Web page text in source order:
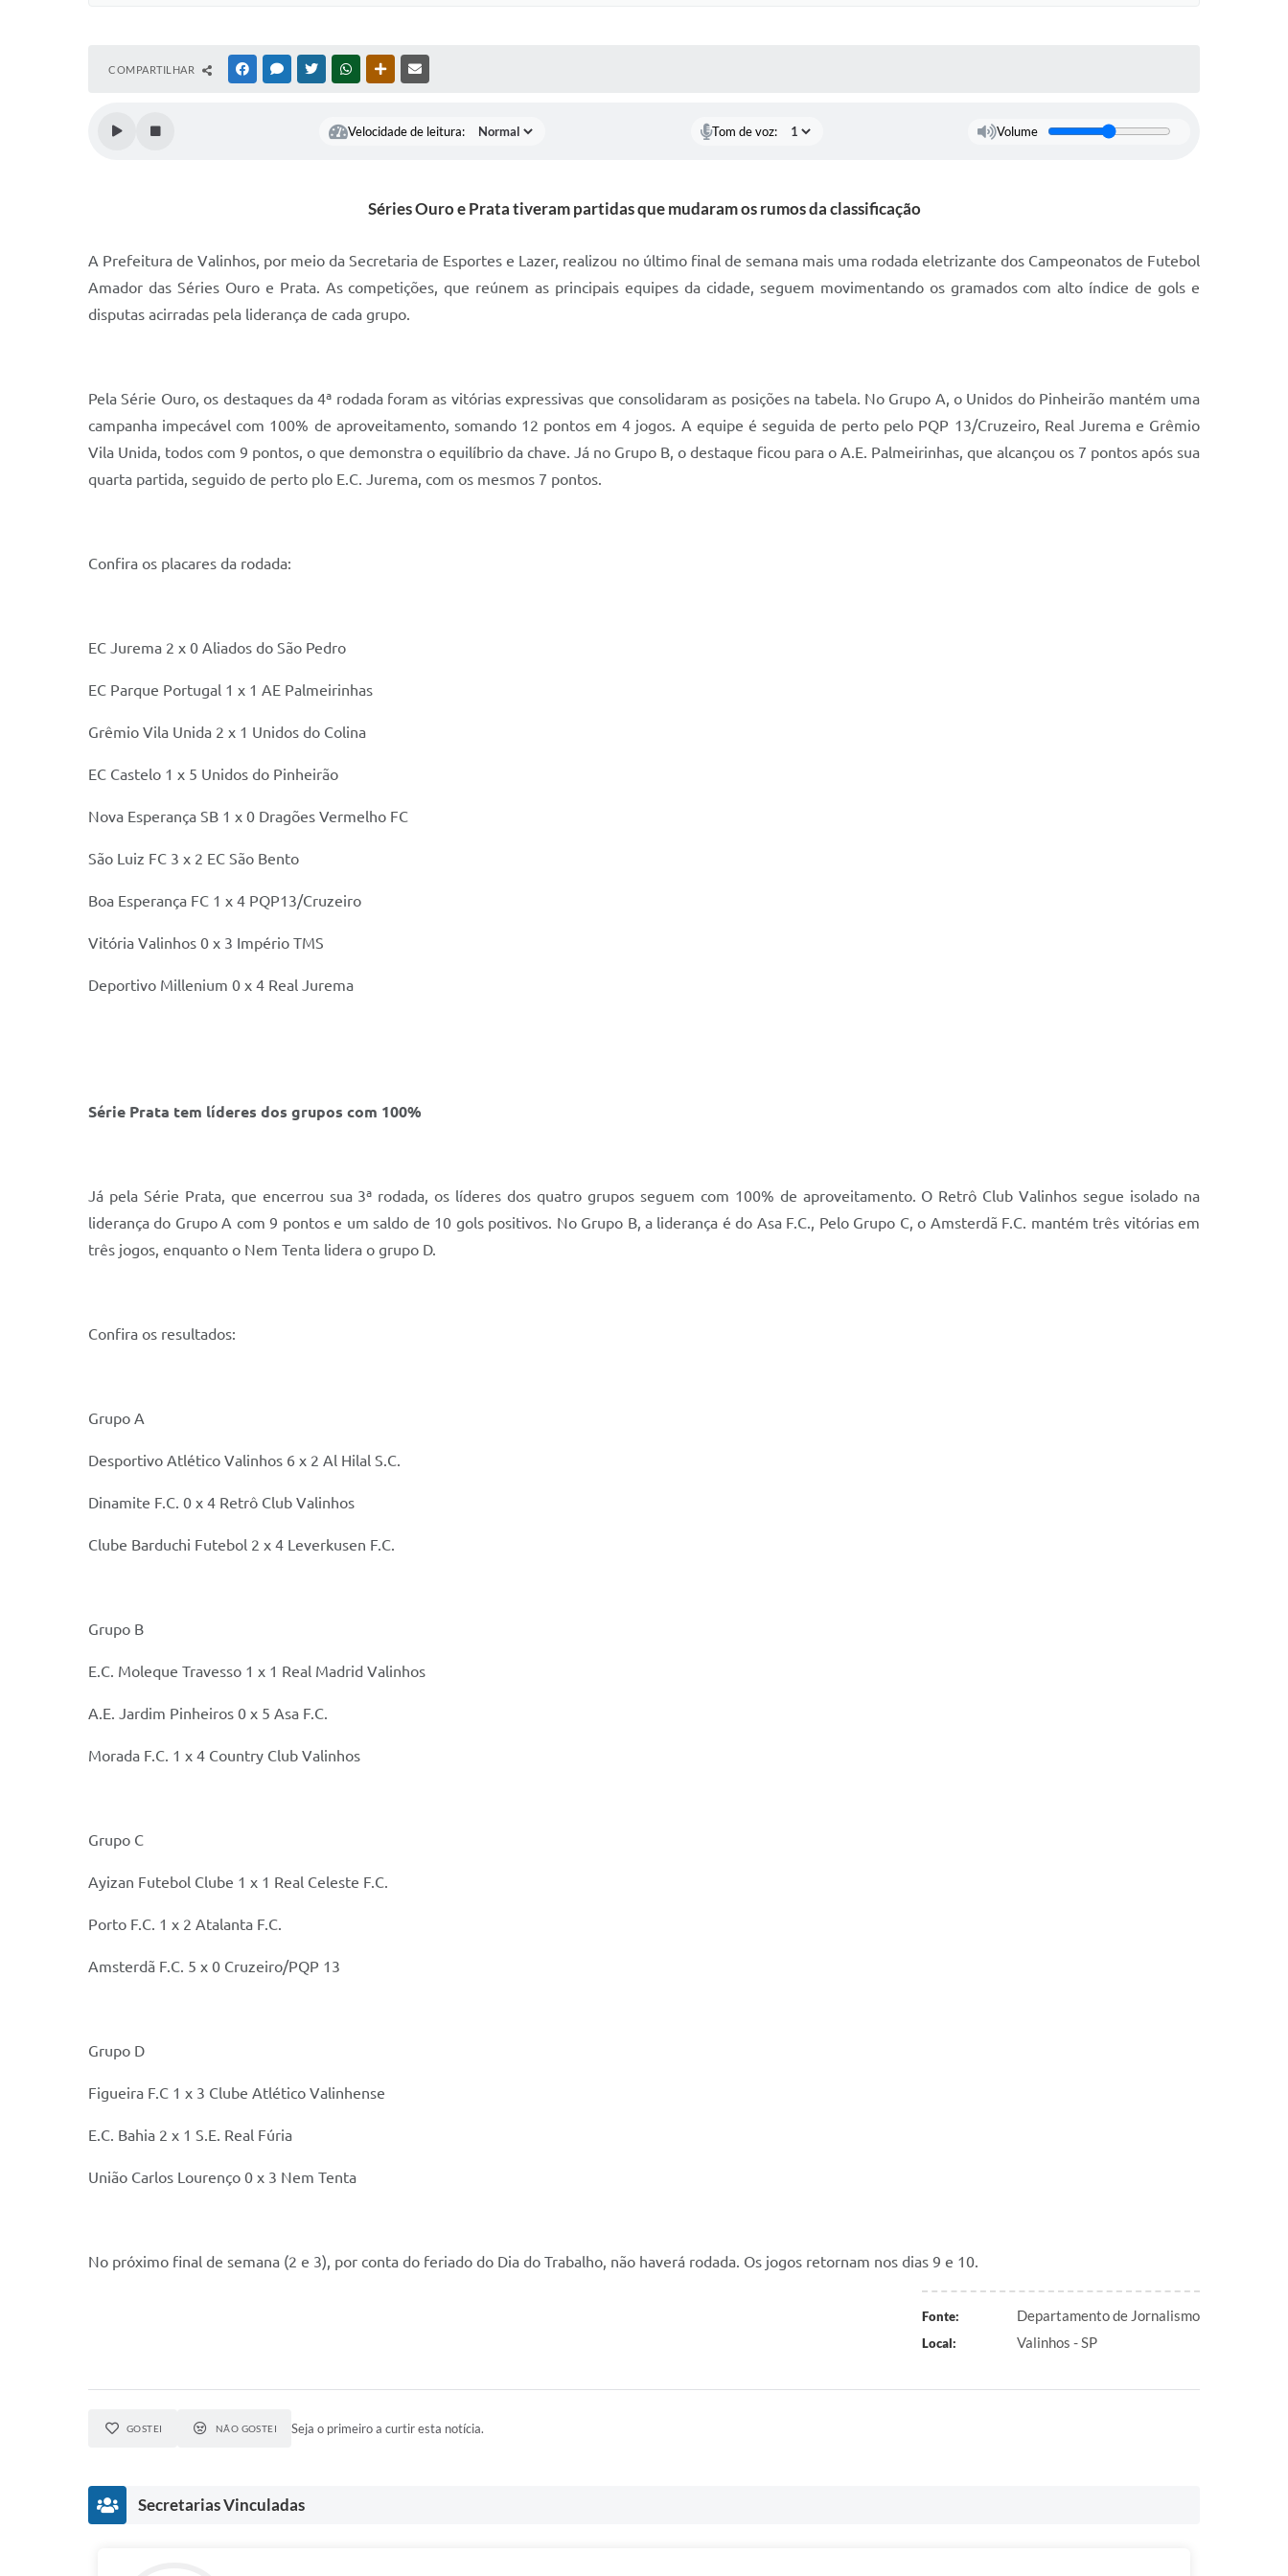
COMPARTILHAR FACEBOOKMESSENGER
TWITTERWHATSAPPOUTRAS MÍDIAS
Velocidade de leitura: Tom de voz: Volume
Séries Ouro e Prata tiveram partidas que mudaram os rumos da classificação
A Prefeitura de Valinhos, por meio da Secretaria de Esportes e Lazer, realizou no último final de semana mais uma rodada eletrizante dos Campeonatos de Futebol
Amador das Séries Ouro e Prata. As competições, que reúnem as principais equipes da cidade, seguem movimentando os gramados com alto índice de gols e
disputas acirradas pela liderança de cada grupo.
Pela Série Ouro, os destaques da 4ª rodada foram as vitórias expressivas que consolidaram as posições na tabela. No Grupo A, o Unidos do Pinheirão mantém uma
campanha impecável com 100% de aproveitamento, somando 12 pontos em 4 jogos. A equipe é seguida de perto pelo PQP 13/Cruzeiro, Real Jurema e Grêmio
Vila Unida, todos com 9 pontos, o que demonstra o equilíbrio da chave. Já no Grupo B, o destaque ficou para o A.E. Palmeirinhas, que alcançou os 7 pontos após sua
quarta partida, seguido de perto plo E.C. Jurema, com os mesmos 7 pontos.
Confira os placares da rodada:
EC Jurema 2 x 0 Aliados do São Pedro
EC Parque Portugal 1 x 1 AE Palmeirinhas
Grêmio Vila Unida 2 x 1 Unidos do Colina
EC Castelo 1 x 5 Unidos do Pinheirão
Nova Esperança SB 1 x 0 Dragões Vermelho FC
São Luiz FC 3 x 2 EC São Bento
Boa Esperança FC 1 x 4 PQP13/Cruzeiro
Vitória Valinhos 0 x 3 Império TMS
Deportivo Millenium 0 x 4 Real Jurema
Série Prata tem líderes dos grupos com 100%
Já pela Série Prata, que encerrou sua 3ª rodada, os líderes dos quatro grupos seguem com 100% de aproveitamento. O Retrô Club Valinhos segue isolado na
liderança do Grupo A com 9 pontos e um saldo de 10 gols positivos. No Grupo B, a liderança é do Asa F.C., Pelo Grupo C, o Amsterdã F.C. mantém três vitórias em
três jogos, enquanto o Nem Tenta lidera o grupo D.
Confira os resultados:
Grupo A
Desportivo Atlético Valinhos 6 x 2 Al Hilal S.C.
Dinamite F.C. 0 x 4 Retrô Club Valinhos
Clube Barduchi Futebol 2 x 4 Leverkusen F.C.
Grupo B
E.C. Moleque Travesso 1 x 1 Real Madrid Valinhos
A.E. Jardim Pinheiros 0 x 5 Asa F.C.
Morada F.C. 1 x 4 Country Club Valinhos
Grupo C
Ayizan Futebol Clube 1 x 1 Real Celeste F.C.
Porto F.C. 1 x 2 Atalanta F.C.
Amsterdã F.C. 5 x 0 Cruzeiro/PQP 13
Grupo D
Figueira F.C 1 x 3 Clube Atlético Valinhense
E.C. Bahia 2 x 1 S.E. Real Fúria
União Carlos Lourenço 0 x 3 Nem Tenta
No próximo final de semana (2 e 3), por conta do feriado do Dia do Trabalho, não haverá rodada. Os jogos retornam nos dias 9 e 10.
Fonte: Departamento de Jornalismo
Local: Valinhos - SP
GOSTEI NÃO GOSTEI Seja o primeiro a curtir esta notícia.
Secretarias Vinculadas